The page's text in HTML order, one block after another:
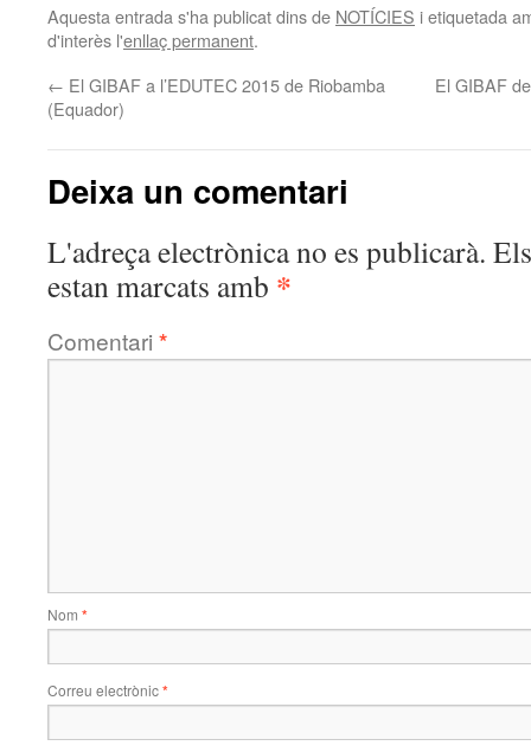
Aquesta entrada s'ha publicat dins de NOTÍCIES i etiquetada
d'interès l'enllaç permanent.
← El GIBAF a l’EDUTEC 2015 de Riobamba
(Equador)
El GIBAF
Deixa un comentari
L'adreça electrònica no es publicarà.
estan marcats amb *
Comentari *
Nom *
Correu electrònic*